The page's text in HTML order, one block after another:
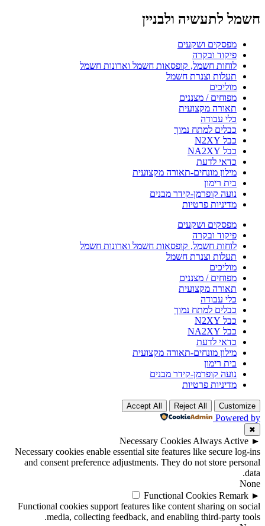
חשמל לתעשיה ולבניין
מפסקים ושקעים
פיקוד ובקרה
לוחות חשמל, קופסאות חשמל וארונות חשמל
תעלות וצנרת חשמל
מוליכים
מפוחים / מצננים
תאורה מקצועית
כלי עבודה
כבלים למתח נמוך
כבל N2XY
כבל NA2XY
כדאי לדעת
מילון מונחים-תאורה מקצועית
בית רימון
נועה קופרמן-קידר מבנים
מדיניות פרטיות
מפסקים ושקעים
פיקוד ובקרה
לוחות חשמל, קופסאות חשמל וארונות חשמל
תעלות וצנרת חשמל
מוליכים
מפוחים / מצננים
תאורה מקצועית
כלי עבודה
כבלים למתח נמוך
כבל N2XY
כבל NA2XY
כדאי לדעת
מילון מונחים-תאורה מקצועית
בית רימון
נועה קופרמן-קידר מבנים
מדיניות פרטיות
Customize
Reject All
Accept All
Powered by
✖
►
Necessary Cookies Always Active
Necessary cookies enable essential site features like secure log-ins
and consent preference adjustments. They do not store personal
data.
None
►
Functional Cookies Remark
Functional cookies support features like content sharing on social
media, collecting feedback, and enabling third-party tools.